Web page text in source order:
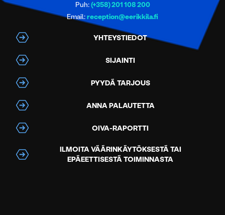
Puh:(+358) 201 108 200
Email:reception@eerikkila.fi
YHTEYSTIEDOT
SIJAINTI
PYYDÄ TARJOUS
ANNA PALAUTETTA
OIVA-RAPORTTI
ILMOITA VÄÄRINKÄYTÖKSESTÄ TAI
EPÄEETTISESTÄ TOIMINNASTA